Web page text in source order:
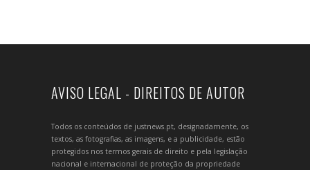
AVISO LEGAL - DIREITOS DE AUTOR
Todos os conteúdos de justnews.pt, designadamente, os
textos, as fotografias, as imagens, e a publicidade, estão
protegidos nos termos gerais de direito e pela legislação
nacional e internacional de proteção da propriedade